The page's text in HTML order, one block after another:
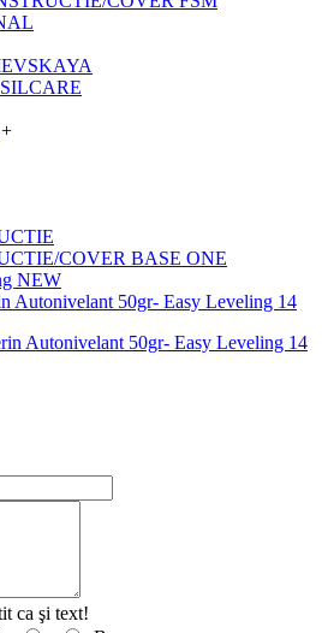
+
COVER BASE ONE
NEW
Autonivelant 50gr- Easy Leveling 14
ca şi text!